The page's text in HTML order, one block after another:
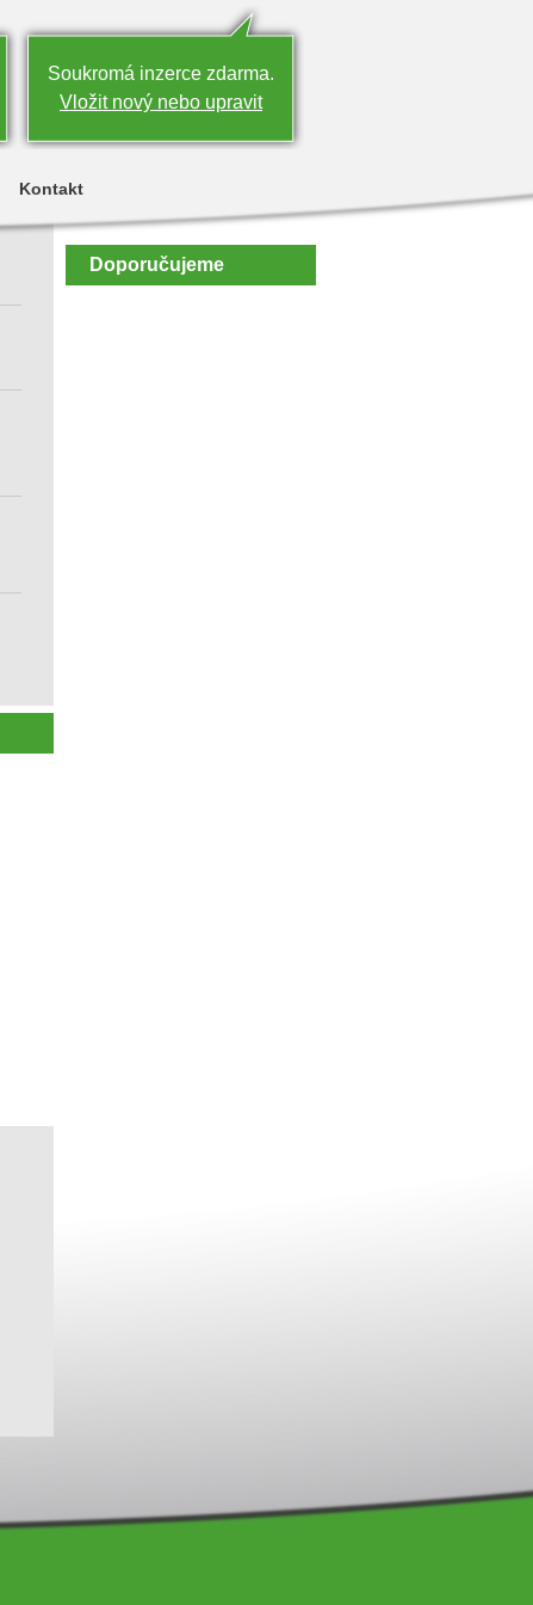
Soukromá inzerce zdarma.
Vložit nový nebo upravit
Kontakt
Doporučujeme